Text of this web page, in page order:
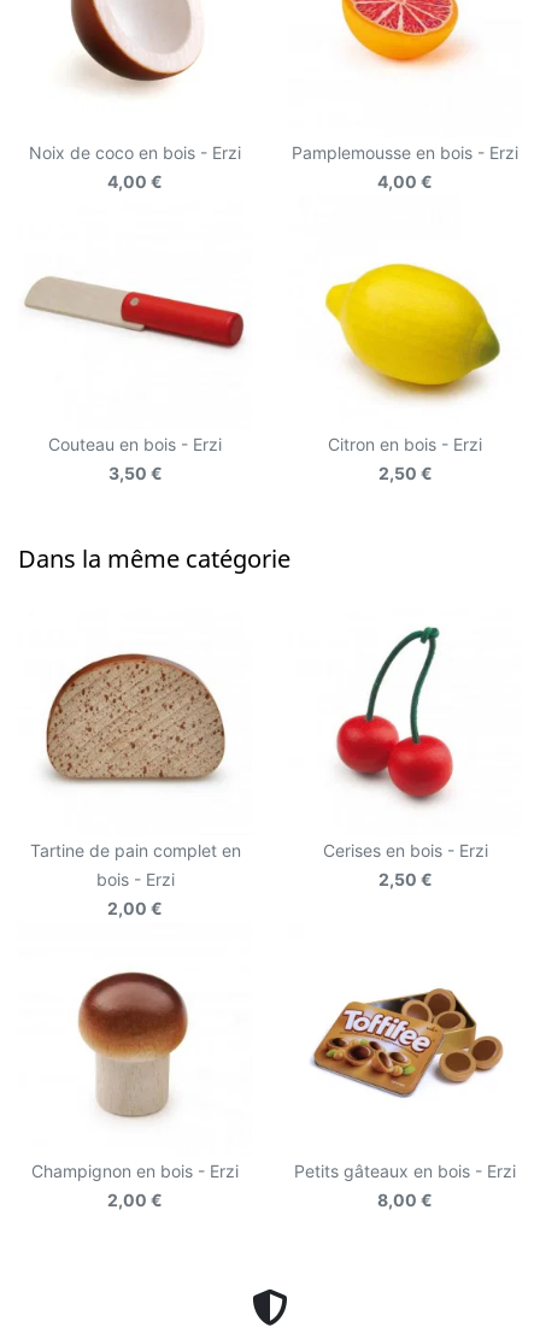
Noix de coco en bois - Erzi
4,00 €
Pamplemousse en bois - Erzi
4,00 €
Couteau en bois - Erzi
3,50 €
Citron en bois - Erzi
2,50 €
Dans la même catégorie
Tartine de pain complet en
bois - Erzi
2,00 €
Cerises en bois - Erzi
2,50 €
Champignon en bois - Erzi
2,00 €
Petits gâteaux en bois - Erzi
8,00 €